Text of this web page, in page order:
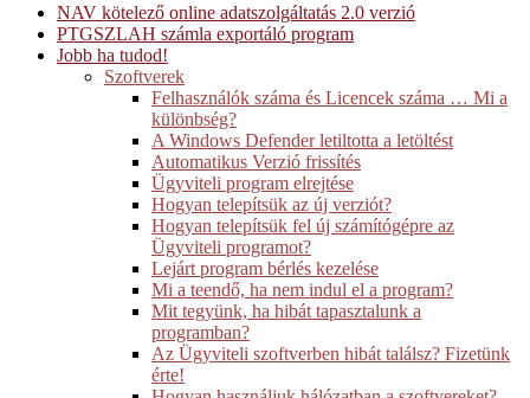
NAV kötelező online adatszolgáltatás 2.0 verzió
PTGSZLAH számla exportáló program
Jobb ha tudod!
Szoftverek
Felhasználók száma és Licencek száma … Mi a
különbség?
A Windows Defender letiltotta a letöltést
Automatikus Verzió frissítés
Ügyviteli program elrejtése
Hogyan telepítsük az új verziót?
Hogyan telepítsük fel új számítógépre az
Ügyviteli programot?
Lejárt program bérlés kezelése
Mi a teendő, ha nem indul el a program?
Mit tegyünk, ha hibát tapasztalunk a
programban?
Az Ügyviteli szoftverben hibát találsz? Fizetünk
érte!